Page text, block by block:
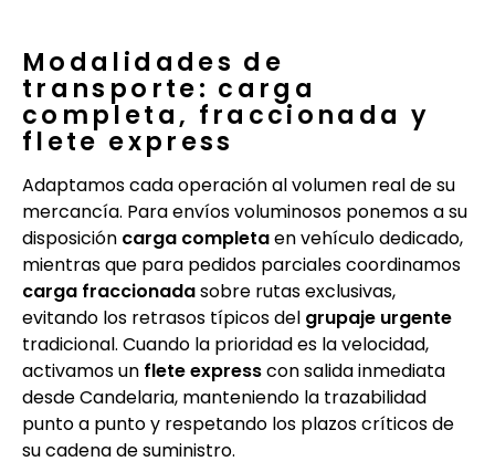
Modalidades de
transporte: carga
completa, fraccionada y
flete express
Adaptamos cada operación al volumen real de su
mercancía. Para envíos voluminosos ponemos a su
disposición carga completaen vehículo dedicado,
mientras que para pedidos parciales coordinamos
carga fraccionadasobre rutas exclusivas,
evitando los retrasos típicos del grupaje urgente
tradicional. Cuando la prioridad es la velocidad,
activamos un flete expresscon salida inmediata
desde Candelaria, manteniendo la trazabilidad
punto a punto y respetando los plazos críticos de
su cadena de suministro.